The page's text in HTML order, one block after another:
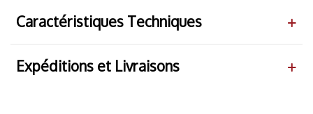
Caractéristiques Techniques
Expéditions et Livraisons